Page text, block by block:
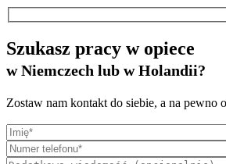
Szukasz pracy w opiece
w Niemczech lub w Holandii?
Zostaw nam kontakt do siebie, a na pewno